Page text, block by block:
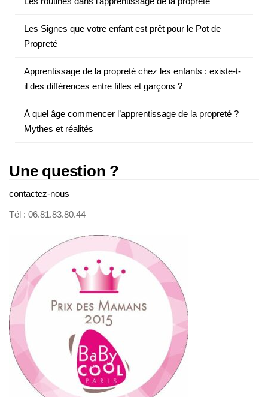
Les Signes que votre enfant est prêt pour le Pot de
Propreté
Apprentissage de la propreté chez les enfants : existe-t-
il des différences entre filles et garçons ?
À quel âge commencer l’apprentissage de la propreté ?
Mythes et réalités
Une question ?
contactez-nous
Tél : 06.81.83.80.44